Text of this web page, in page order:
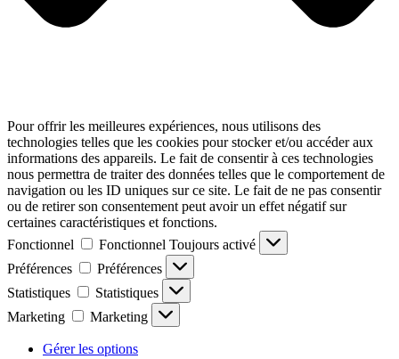
Pour offrir les meilleures expériences, nous utilisons des
technologies telles que les cookies pour stocker et/ou accéder aux
informations des appareils. Le fait de consentir à ces technologies
nous permettra de traiter des données telles que le comportement de
navigation ou les ID uniques sur ce site. Le fait de ne pas consentir
ou de retirer son consentement peut avoir un effet négatif sur
certaines caractéristiques et fonctions.
Fonctionnel
Fonctionnel Toujours activé
Préférences
Préférences
Statistiques
Statistiques
Marketing
Marketing
Gérer les options